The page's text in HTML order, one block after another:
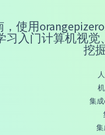
，使用
习入门计算机视觉
挖
集
集